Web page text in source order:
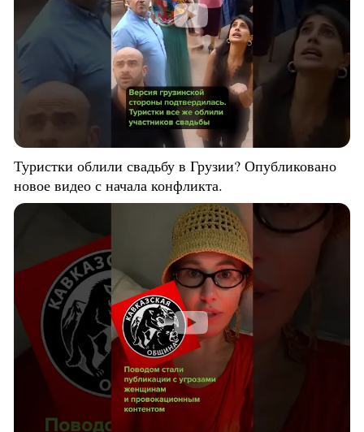
Туристки облили свадьбу в Грузии? Опубликовано
новое видео с начала конфликта.